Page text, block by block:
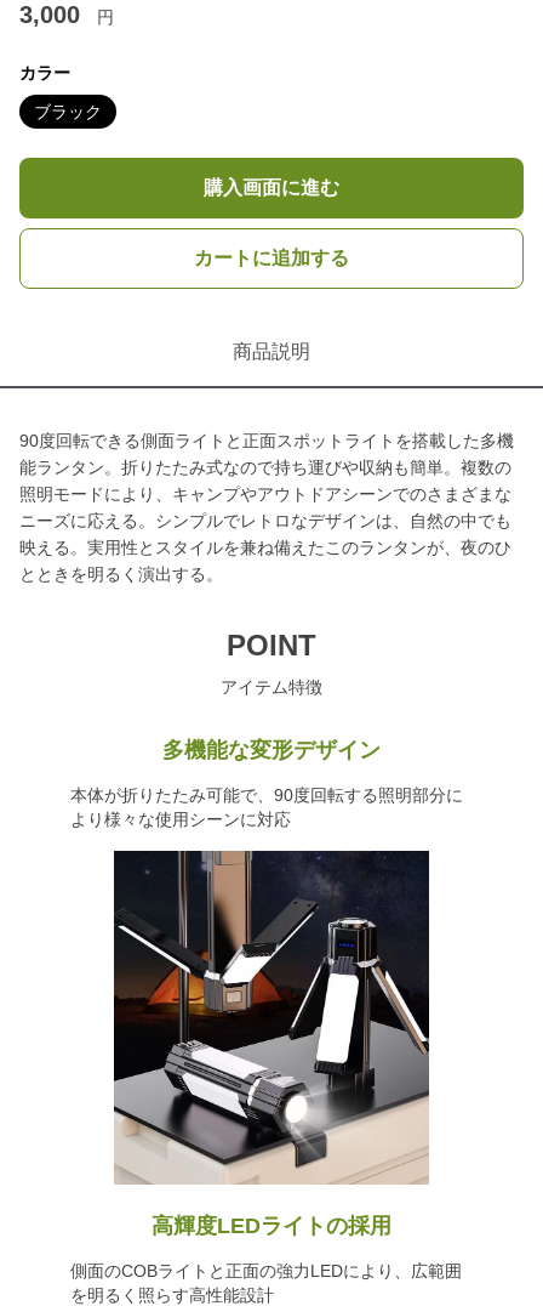
3,000 円
カラー
ブラック
購入画面に進む
カートに追加する
商品説明
90度回転できる側面ライトと正面スポットライトを搭載した多機
能ランタン。折りたたみ式なので持ち運びや収納も簡単。複数の
照明モードにより、キャンプやアウトドアシーンでのさまざまな
ニーズに応える。シンプルでレトロなデザインは、自然の中でも
映える。実用性とスタイルを兼ね備えたこのランタンが、夜のひ
とときを明るく演出する。
POINT
アイテム特徴
多機能な変形デザイン
本体が折りたたみ可能で、90度回転する照明部分に
より様々な使用シーンに対応
高輝度LEDライトの採用
側面のCOBライトと正面の強力LEDにより、広範囲
を明るく照らす高性能設計